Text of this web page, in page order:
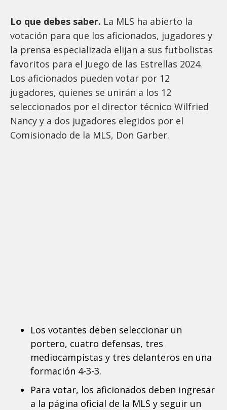
Lo que debes saber. La MLS ha abierto la
votación para que los aficionados, jugadores y
la prensa especializada elijan a sus futbolistas
favoritos para el Juego de las Estrellas 2024.
Los aficionados pueden votar por 12
jugadores, quienes se unirán a los 12
seleccionados por el director técnico Wilfried
Nancy y a dos jugadores elegidos por el
Comisionado de la MLS, Don Garber.
Los votantes deben seleccionar un
portero, cuatro defensas, tres
mediocampistas y tres delanteros en una
formación 4-3-3.
Para votar, los aficionados deben ingresar
a la página oficial de la MLS y seguir un